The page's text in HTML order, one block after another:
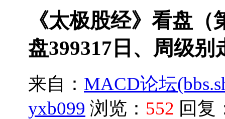
《太极股经》看盘
盘399317日、周级别
来自： MACD论坛
yxb099 浏览： 552 回复